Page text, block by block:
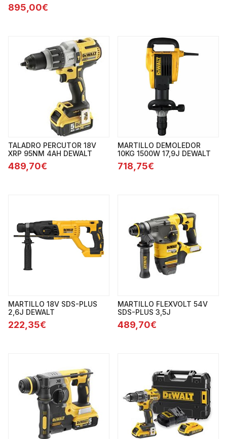
895,00€
TALADRO PERCUTOR 18V
XRP 95NM 4AH DEWALT
489,70€
MARTILLO DEMOLEDOR
10KG 1500W 17,9J DEWALT
718,75€
MARTILLO 18V SDS-PLUS
2,6J DEWALT
222,35€
MARTILLO FLEXVOLT 54V
SDS-PLUS 3,5J
489,70€